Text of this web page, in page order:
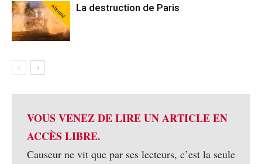
Abonné La destruction de Paris
VOUS VENEZ DE LIRE UN ARTICLE EN
ACCÈS LIBRE.
Causeur ne vit que par ses lecteurs, c’est la seule